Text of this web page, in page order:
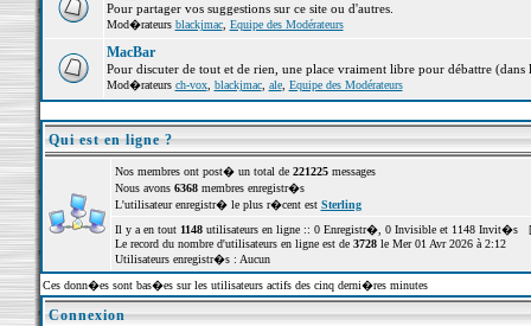
Pour partager vos suggestions sur ce site ou d'autres.
Mod�rateurs blackjmac, Equipe des Modérateurs
MacBar
Pour discuter de tout et de rien, une place vraiment libre pour débattre (dans
Mod�rateurs ch-vox, blackjmac, ale, Equipe des Modérateurs
Qui est en ligne ?
Nos membres ont post� un total de 221225messages
Nous avons 6368membres enregistr�s
L'utilisateur enregistr� le plus r�cent est Sterling
Il y a en tout 1148utilisateurs en ligne :: 0 Enregistr�, 0 Invisible et 1148 Invit�s
Le record du nombre d'utilisateurs en ligne est de 3728le Mer 01 Avr 2026 à 2:12
Utilisateurs enregistr�s : Aucun
Ces donn�es sont bas�es sur les utilisateurs actifs des cinq derni�res minutes
Connexion